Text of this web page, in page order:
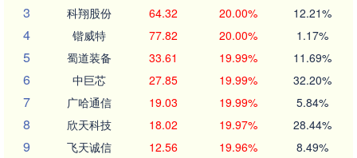
3 科翔股份 64.32 20.00% 12.21%
4 锴威特 77.82 20.00% 1.17%
5 蜀道装备 33.61 19.99% 11.69%
6 中巨芯 27.85 19.99% 32.20%
7 广哈通信 19.03 19.99% 5.84%
8 欣天科技 18.02 19.97% 28.44%
9 飞天诚信 12.56 19.96% 8.49%